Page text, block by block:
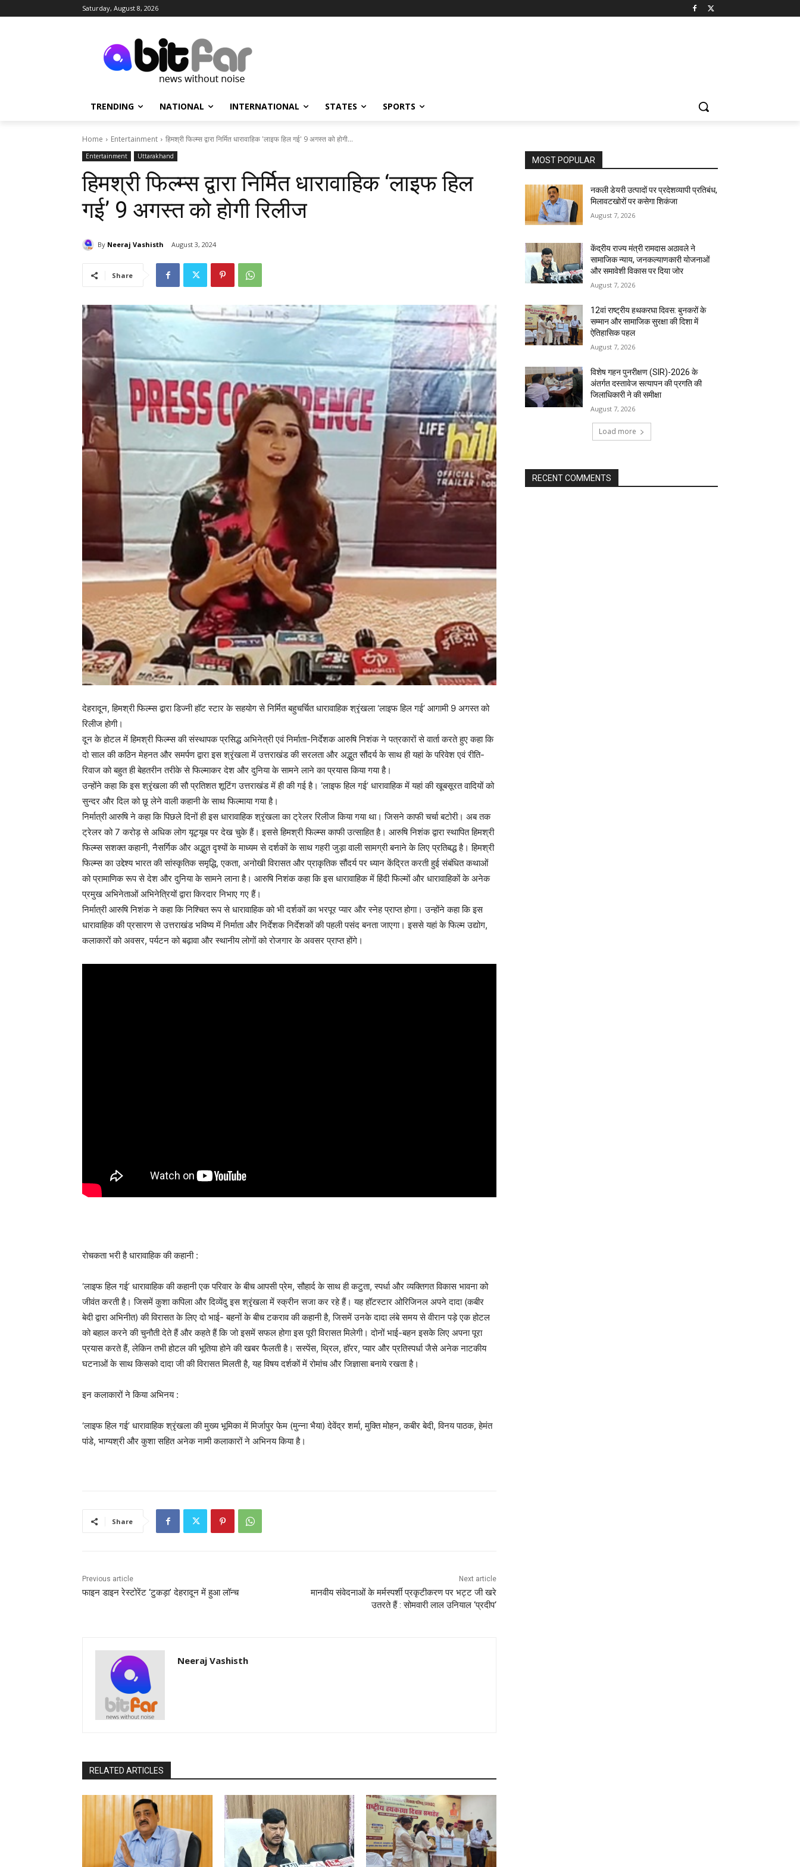
Saturday, August 8, 2026
TRENDING NATIONAL INTERNATIONAL STATES SPORTS
Home Entertainment हिमश्री फिल्म्स द्वारा निर्मित धारावाहिक 'लाइफ हिल गई' 9 अगस्त को होगी...
Entertainment Uttarakhand
हिमश्री फिल्म्स द्वारा निर्मित धारावाहिक ‘लाइफ हिल
गई’ 9 अगस्त को होगी रिलीज
By Neeraj Vashisth August 3, 2024
Share
देहरादून, हिमश्री फिल्म्स द्वारा डिज्नी हॉट स्टार के सहयोग से निर्मित बहुचर्चित धारावाहिक श्रृंखला ‘लाइफ हिल गई’ आगामी 9 अगस्त को
रिलीज होगी।
दून के होटल में हिमश्री फिल्म्स की संस्थापक प्रसिद्ध अभिनेत्री एवं निर्माता-निर्देशक आरुषि निशंक ने पत्रकारों से वार्ता करते हुए कहा कि
दो साल की कठिन मेहनत और समर्पण द्वारा इस श्रृंखला में उत्तराखंड की सरलता और अद्भुत सौंदर्य के साथ ही यहां के परिवेश एवं रीति-
रिवाज को बहुत ही बेहतरीन तरीके से फिल्माकर देश और दुनिया के सामने लाने का प्रयास किया गया है।
उन्होंने कहा कि इस श्रृंखला की सौ प्रतिशत शूटिंग उत्तराखंड में ही की गई है। ‘लाइफ हिल गई’ धारावाहिक में यहां की खूबसूरत वादियों को
सुन्दर और दिल को छू लेने वाली कहानी के साथ फिल्माया गया है।
निर्मात्री आरुषि ने कहा कि पिछले दिनों ही इस धारावाहिक श्रृंखला का ट्रेलर रिलीज किया गया था। जिसने काफी चर्चा बटोरी। अब तक
ट्रेलर को 7 करोड़ से अधिक लोग यूट्यूब पर देख चुके हैं। इससे हिमश्री फिल्म्स काफी उत्साहित है। आरुषि निशंक द्वारा स्थापित हिमश्री
फिल्म्स सशक्त कहानी, नैसर्गिक और अद्भुत दृश्यों के माध्यम से दर्शकों के साथ गहरी जुड़ा वाली सामग्री बनाने के लिए प्रतिबद्ध है। हिमश्री
फिल्म्स का उद्देश्य भारत की सांस्कृतिक समृद्धि, एकता, अनोखी विरासत और प्राकृतिक सौंदर्य पर ध्यान केंद्रित करती हुई संबंधित कथाओं
को प्रामाणिक रूप से देश और दुनिया के सामने लाना है। आरुषि निशंक कहा कि इस धारावाहिक में हिंदी फिल्मों और धारावाहिकों के अनेक
प्रमुख अभिनेताओं अभिनेत्रियों द्वारा किरदार निभाए गए हैं।
निर्मात्री आरुषि निशंक ने कहा कि निश्चित रूप से धारावाहिक को भी दर्शकों का भरपूर प्यार और स्नेह प्राप्त होगा। उन्होंने कहा कि इस
धारावाहिक की प्रसारण से उत्तराखंड भविष्य में निर्माता और निर्देशक निर्देशकों की पहली पसंद बनता जाएगा। इससे यहां के फिल्म उद्योग,
कलाकारों को अवसर, पर्यटन को बढ़ावा और स्थानीय लोगों को रोजगार के अवसर प्राप्त होंगे।
रोचकता भरी है धारावाहिक की कहानी :
‘लाइफ हिल गई’ धारावाहिक की कहानी एक परिवार के बीच आपसी प्रेम, सौहार्द के साथ ही कटुता, स्पर्धा और व्यक्तिगत विकास भावना को
जीवंत करती है। जिसमें कुशा कपिला और दिव्येंदु इस श्रृंखला में स्क्रीन सजा कर रहे हैं। यह हॉटस्टार ओरिजिनल अपने दादा (कबीर
बेदी द्वारा अभिनीत) की विरासत के लिए दो भाई- बहनों के बीच टकराव की कहानी है, जिसमें उनके दादा लंबे समय से वीरान पड़े एक होटल
को बहाल करने की चुनौती देते हैं और कहते हैं कि जो इसमें सफल होगा इस पूरी विरासत मिलेगी। दोनों भाई-बहन इसके लिए अपना पूरा
प्रयास करते हैं, लेकिन तभी होटल की भूतिया होने की खबर फैलती है। सस्पेंस, थ्रिल, हॉरर, प्यार और प्रतिस्पर्धा जैसे अनेक नाटकीय
घटनाओं के साथ किसको दादा जी की विरासत मिलती है, यह विषय दर्शकों में रोमांच और जिज्ञासा बनाये रखता है।
इन कलाकारों ने किया अभिनय :
‘लाइफ हिल गई’ धारावाहिक श्रृंखला की मुख्य भूमिका में मिर्जापुर फेम (मुन्ना भैया) देवेंद्र शर्मा, मुक्ति मोहन, कबीर बेदी, विनय पाठक, हेमंत
पांडे, भाग्यश्री और कुशा सहित अनेक नामी कलाकारों ने अभिनय किया है।
Share
Previous article
फाइन डाइन रेस्टोरेंट ‘टुकड़ा’ देहरादून में हुआ लॉन्च
Next article
मानवीय संवेदनाओं के मर्मस्पर्शी प्रकृटीकरण पर भट्ट जी खरे
उतरते हैं : सोमवारी लाल उनियाल ‘प्रदीप‘
Neeraj Vashisth
RELATED ARTICLES
MOST POPULAR
नकली डेयरी उत्पादों पर प्रदेशव्यापी प्रतिबंध,
मिलावटखोरों पर कसेगा शिकंजा
August 7, 2026
केंद्रीय राज्य मंत्री रामदास अठावले ने
सामाजिक न्याय, जनकल्याणकारी योजनाओं
और समावेशी विकास पर दिया जोर
August 7, 2026
12वां राष्ट्रीय हथकरघा दिवस: बुनकरों के
सम्मान और सामाजिक सुरक्षा की दिशा में
ऐतिहासिक पहल
August 7, 2026
विशेष गहन पुनरीक्षण (SIR)-2026 के
अंतर्गत दस्तावेज सत्यापन की प्रगति की
जिलाधिकारी ने की समीक्षा
August 7, 2026
Load more
RECENT COMMENTS